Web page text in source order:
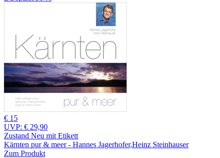
€ 15
UVP: € 29,90
Zustand Neu mit Etikett
Kärnten pur & meer - Hannes Jagerhofer,Heinz Steinhauser
Zum Produkt